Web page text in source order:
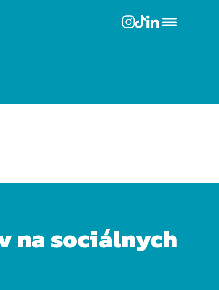
na sociálnych